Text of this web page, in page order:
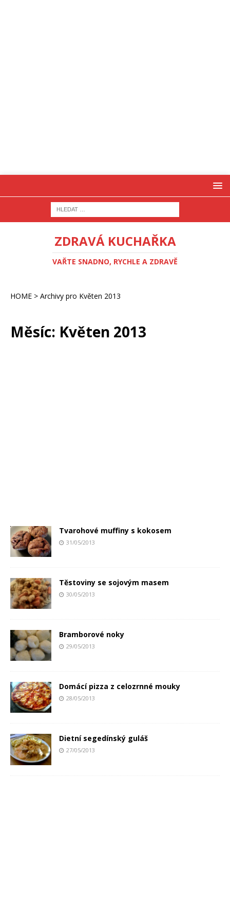
ZDRAVÁ KUCHAŘKA
VAŘTE SNADNO, RYCHLE A ZDRAVĚ
HOME > Archivy pro Květen 2013
Měsíc: Květen 2013
Tvarohové muffiny s kokosem
31/05/2013
Těstoviny se sojovým masem
30/05/2013
Bramborové noky
29/05/2013
Domácí pizza z celozrnné mouky
28/05/2013
Dietní segedínský guláš
27/05/2013